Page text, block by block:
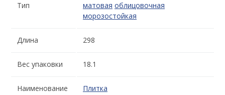
Тип матовая облицовочная
морозостойкая
Длина 298
Вес упаковки 18.1
Наименование Плитка